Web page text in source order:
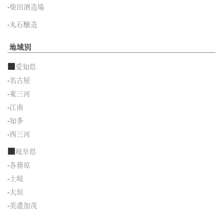
-柴田酒造場
-丸石醸造
地域別
■愛知県
-名古屋
-東三河
-江南
-知多
-西三河
■岐阜県
-各務原
-土岐
-大垣
-美濃加茂